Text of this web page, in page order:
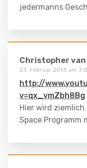
jedermanns
Christopher van
23. Februar 2013 um
http://
v=qx_vmZbh8Bg
Hier wird
Space Programm